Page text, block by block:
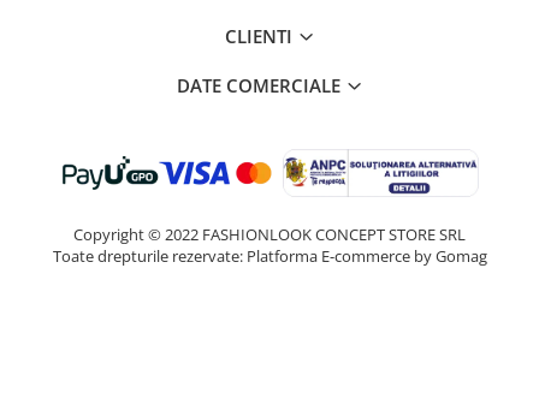
CLIENTI
DATE COMERCIALE
Copyright © 2022 FASHIONLOOK CONCEPT STORE SRL
Toate drepturile rezervate: Platforma E-commerce by Gomag